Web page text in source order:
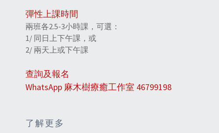
彈性上課時間
兩班各2.5-3小時課，可選：
1/ 同日上下午課，或
2/ 兩天上或下午課
查詢及報名
WhatsApp 麻木樹療癒工作室 46799198
了解更多